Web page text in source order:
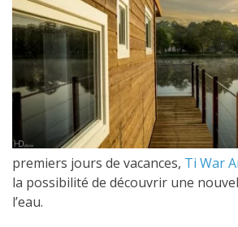
premiers jours de vacances, Ti War
la possibilité de découvrir une
l’eau.